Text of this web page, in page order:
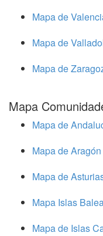
Mapa de
Mapa de
Mapa de
Mapa
Mapa de
Mapa de Aragón
Mapa de
Mapa Islas
Mapa de Islas